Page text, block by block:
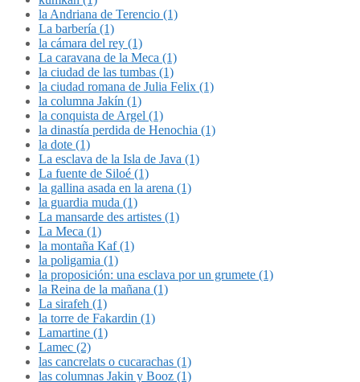
la Andriana de Terencio (1)
La barbería (1)
la cámara del rey (1)
La caravana de la Meca (1)
la ciudad de las tumbas (1)
la ciudad romana de Julia Felix (1)
la columna Jakín (1)
la conquista de Argel (1)
la dinastía perdida de Henochia (1)
la dote (1)
La esclava de la Isla de Java (1)
La fuente de Siloé (1)
la gallina asada en la arena (1)
la guardia muda (1)
La mansarde des artistes (1)
La Meca (1)
la montaña Kaf (1)
la poligamia (1)
la proposición: una esclava por un grumete (1)
la Reina de la mañana (1)
La sirafeh (1)
la torre de Fakardin (1)
Lamartine (1)
Lamec (2)
las cancrelats o cucarachas (1)
las columnas Jakin y Booz (1)